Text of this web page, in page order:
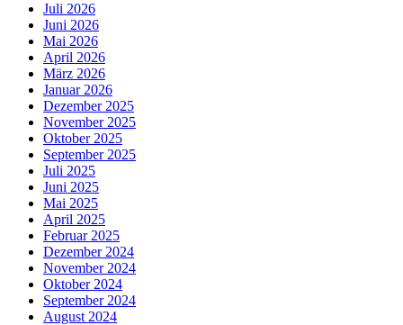
Juli 2026
Juni 2026
Mai 2026
April 2026
März 2026
Januar 2026
Dezember 2025
November 2025
Oktober 2025
September 2025
Juli 2025
Juni 2025
Mai 2025
April 2025
Februar 2025
Dezember 2024
November 2024
Oktober 2024
September 2024
August 2024